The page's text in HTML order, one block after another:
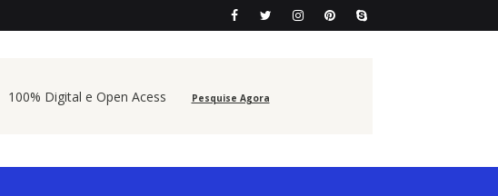
100% Digital e Open Acess Pesquise Agora